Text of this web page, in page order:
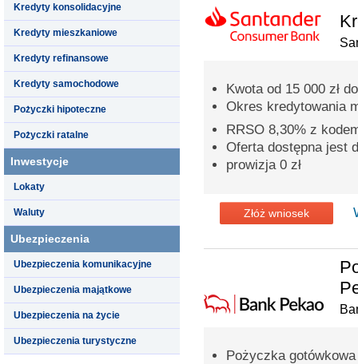
Kredyty konsolidacyjne
Kredyty mieszkaniowe
Kredyty refinansowe
Kredyty samochodowe
Pożyczki hipoteczne
Pożyczki ratalne
Inwestycje
Lokaty
Waluty
Ubezpieczenia
Ubezpieczenia komunikacyjne
Ubezpieczenia majątkowe
Ubezpieczenia na życie
Ubezpieczenia turystyczne
Kwota od 15 000 zł
Okres kredytowania
RRSO 8,30% z
Oferta dostępna jest
prowizja 0 zł
Złóż wniosek
Pożyczka